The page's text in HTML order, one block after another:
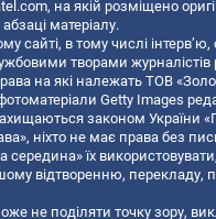
, на якій розміщено
матеріалу.
сайті, в тому числі інтерв’ю,
творами журналістів
на які належать ТОВ
Getty Images
законом України
ніхто не має права без
середина» їх
відтворенню, перекладу,
не поділяти точку зору,